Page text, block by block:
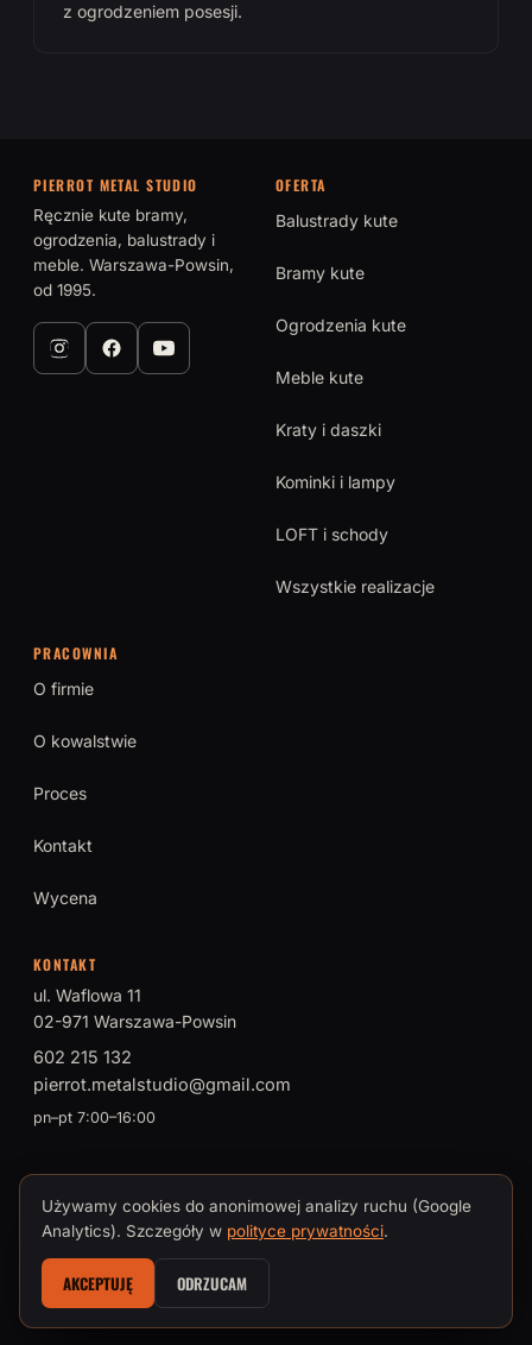
z ogrodzeniem posesji.
PIERROT METAL STUDIO
Ręcznie kute bramy,
ogrodzenia, balustrady i
meble. Warszawa-Powsin,
od 1995.
OFERTA
Balustrady kute
Bramy kute
Ogrodzenia kute
Meble kute
Kraty i daszki
Kominki i lampy
LOFT i schody
Wszystkie realizacje
PRACOWNIA
O firmie
O kowalstwie
Proces
Kontakt
Wycena
KONTAKT
ul. Waflowa 11
02-971 Warszawa-Powsin
602 215 132
pierrot.metalstudio@gmail.com
pn–pt 7:00–16:00
© 2026 PIERROT Metal Studio · Tomasz Brokman, Mistrz Sztuki
Polityka prywatności i cookies
Używamy cookies do anonimowej analizy ruchu (Google
Analytics). Szczegóły w polityce prywatności.
AKCEPTUJĘ ODRZUCAM